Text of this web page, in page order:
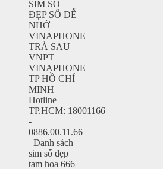
SIM SỐ
ĐẸP SÔ DỄ
NHỚ
VINAPHONE
TRẢ SAU
VNPT
VINAPHONE
TP HỒ CHÍ
MINH
Hotline
TP.HCM: 18001166
-
0886.00.11.66
Danh sách
sim số đẹp
tam hoa 666